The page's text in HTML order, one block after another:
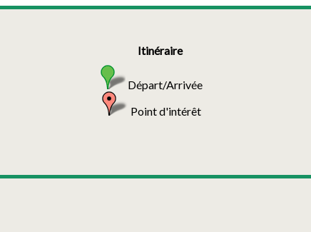
Itinéraire
Départ/Arrivée
Point d'intérêt